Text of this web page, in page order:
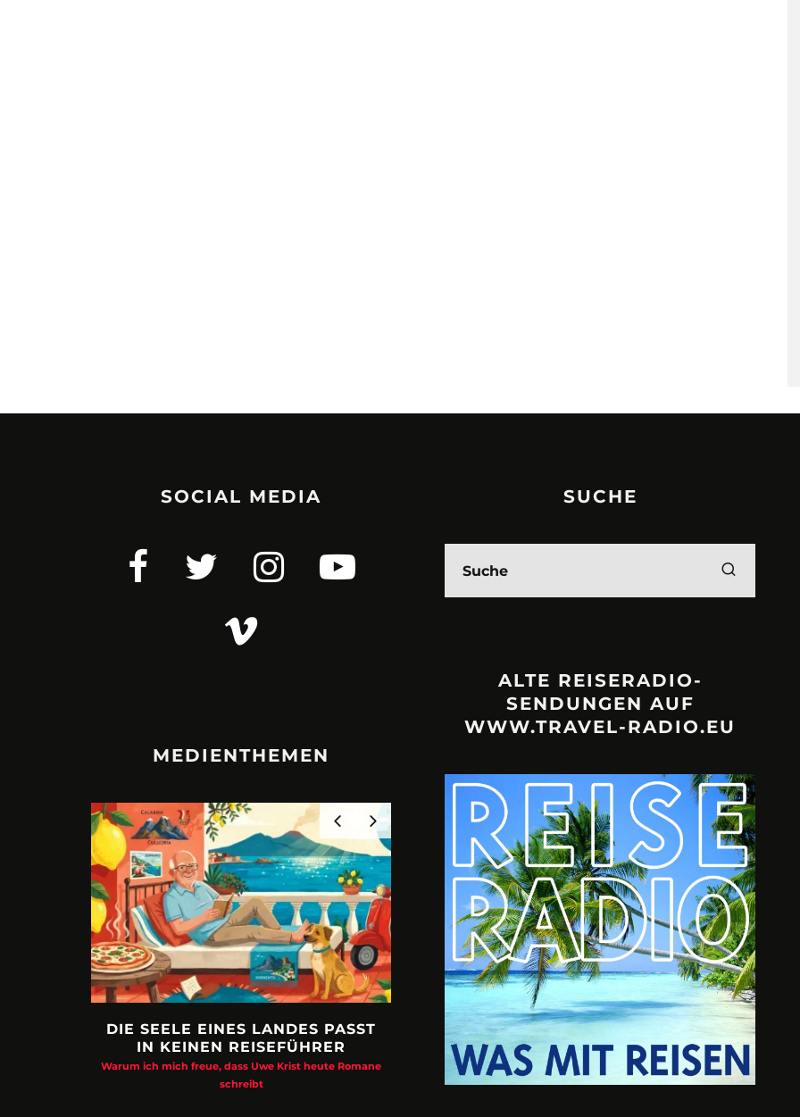
SOCIAL MEDIA
MEDIENTHEMEN
DIE SEELE EINES LANDES PASST
IN KEINEN REISEFÜHRER
Warum ich mich freue, dass Uwe Krist heute Romane
schreibt
URLAUBSFRUST – IST REISEN
KAPUTT?
Philipp Laage „Travel is broken“ - Wege aus der
Urlaubsfalle
A3M –
Mit Krisen-
SUCHE
ALTE REISERADIO-
SENDUNGEN AUF
WWW.TRAVEL-RADIO.EU